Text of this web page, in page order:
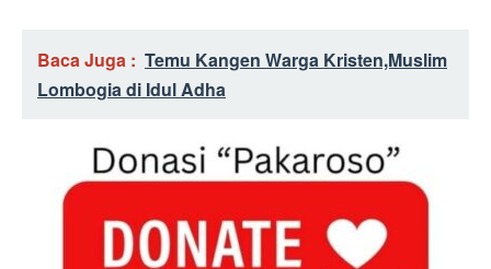
Baca Juga : Temu Kangen Warga Kristen,Muslim
Lombogia di Idul Adha